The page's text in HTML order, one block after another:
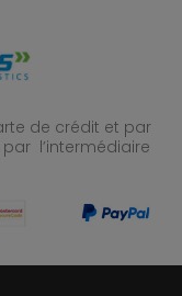
de crédit et par
par l’intermédiaire